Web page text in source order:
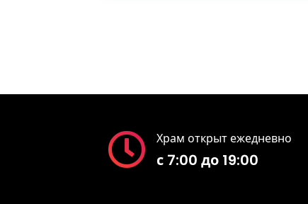
Храм открыт ежедневно
с 7:00 до 19:00